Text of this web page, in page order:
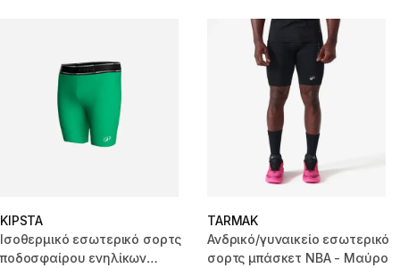
KIPSTA
Ισοθερμικό εσωτερικό σορτς
ποδοσφαίρου ενηλίκων
TARMAK
Ανδρικό/γυναικείο εσωτερικό
σορτς μπάσκετ NBA - Μαύρο